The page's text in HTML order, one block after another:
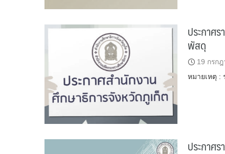
ประกาศ
พัสดุ
19 กรก
หมายเหตุ :
ประกาศ